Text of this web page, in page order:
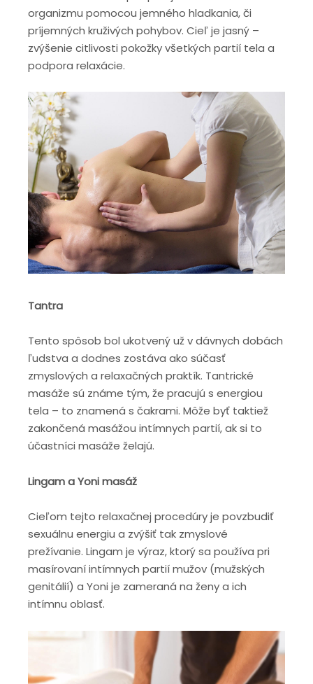
organizmu pomocou jemného hladkania, či
príjemných kruživých pohybov. Cieľ je jasný –
zvýšenie citlivosti pokožky všetkých partií tela a
podpora relaxácie.
Tantra
Tento spôsob bol ukotvený už v dávnych dobách
ľudstva a dodnes zostáva ako súčasť
zmyslových a relaxačných praktík. Tantrické
masáže sú známe tým, že pracujú s energiou
tela – to znamená s čakrami. Môže byť taktiež
zakončená masážou intímnych partií, ak si to
účastníci masáže želajú.
Lingam a Yoni masáž
Cieľom tejto relaxačnej procedúry je povzbudiť
sexuálnu energiu a zvýšiť tak zmyslové
prežívanie. Lingam je výraz, ktorý sa používa pri
masírovaní intímnych partií mužov (mužských
genitálií) a Yoni je zameraná na ženy a ich
intímnu oblasť.